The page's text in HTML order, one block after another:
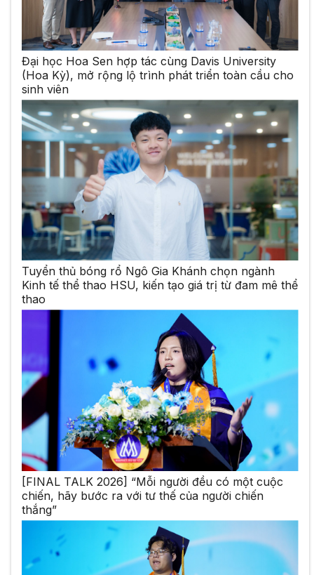
Đại học Hoa Sen hợp tác cùng Davis University
(Hoa Kỳ), mở rộng lộ trình phát triển toàn cầu cho
sinh viên
Tuyển thủ bóng rổ Ngô Gia Khánh chọn ngành
Kinh tế thể thao HSU, kiến tạo giá trị từ đam mê thể
thao
[FINAL TALK 2026] “Mỗi người đều có một cuộc
chiến, hãy bước ra với tư thế của người chiến
thắng”